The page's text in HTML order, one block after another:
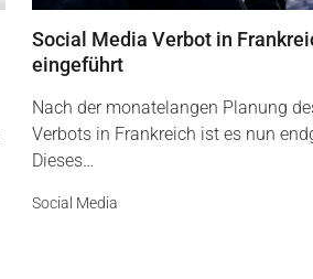
Social Media Verbot in
eingeführt
Nach der monatelangen Planung
Verbots in Frankreich ist es nun
Dieses…
Social Media